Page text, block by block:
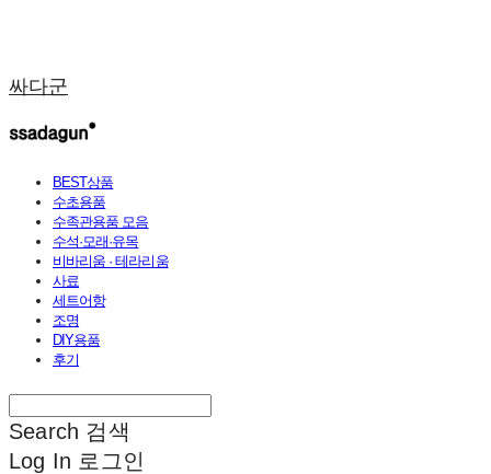
싸다군
BEST상품
수초용품
수족관용품 모음
수석·모래·유목
비바리움 · 테라리움
사료
세트어항
조명
DIY용품
후기
Search 검색
Log In 로그인